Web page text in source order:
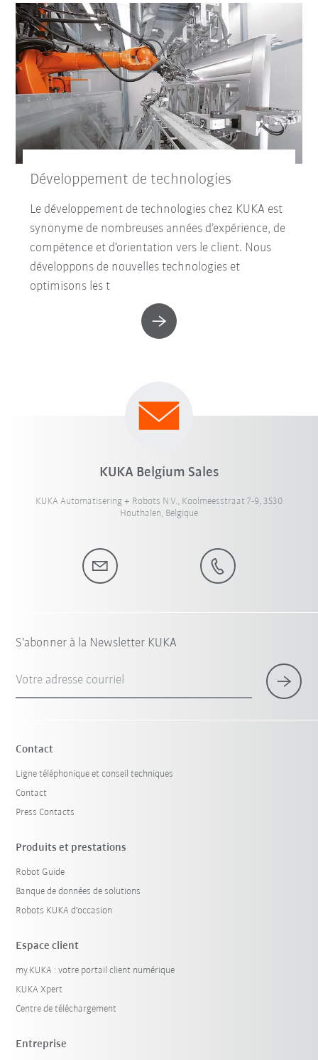
Développement de technologies
Le développement de technologies chez KUKA est
synonyme de nombreuses années d’expérience, de
compétence et d’orientation vers le client. Nous
développons de nouvelles technologies et
optimisons les t
KUKA Belgium Sales
KUKA Automatisering + Robots N.V., Koolmeesstraat 7-9, 3530
Houthalen, Belgique
S'abonner à la Newsletter KUKA
Votre adresse courriel
Contact
Ligne téléphonique et conseil techniques
Contact
Press Contacts
Produits et prestations
Robot Guide
Banque de données de solutions
Robots KUKA d'occasion
Espace client
my.KUKA : votre portail client numérique
KUKA Xpert
Centre de téléchargement
Entreprise